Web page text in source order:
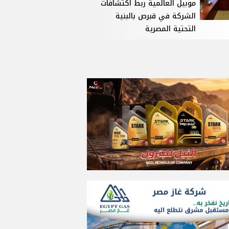
موبيل العالمية ربط اكتشافات
الشركة في قبرص بالبنية
التحتية المصرية